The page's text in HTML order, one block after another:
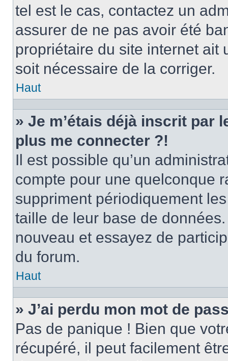
tel est le cas, contactez un
assurer de ne pas avoir été
propriétaire du site internet ait
soit nécessaire de la corriger.
Haut
» Je m’étais déjà inscrit par
plus me connecter ?!
Il est possible qu’un
compte pour une quelconque
suppriment périodiquement
taille de leur base de
nouveau et essayez de
du forum.
Haut
» J’ai perdu mon mot de
Pas de panique ! Bien que
récupéré, il peut facilement